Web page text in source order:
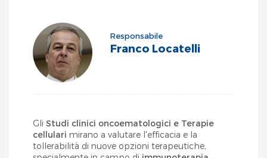
Responsabile
Franco Locatelli
Gli Studi clinici oncoematologici e Terapie
cellulari mirano a valutare l'efficacia e la
tollerabilità di nuove opzioni terapeutiche,